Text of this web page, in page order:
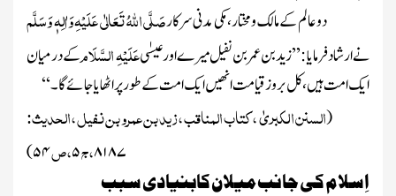
دو عالم کے مالک و مختار، مکی مدنی سرکارصَلَّی اللہُ تَعَالٰی عَلَیْہِ وَاٰلِہٖ وَسَلَّم
نے ارشاد فرمایا :’’ زید بن عمر بن نفیل میرے اور عیسٰیعَلَیْہِ السَّلَامکے درمیان
ایک امت ہیں، کل بروز قیامت انھیں ایک امت کے طور پر اٹھایا جائے گا۔‘‘
(السنن الکبریٰ ،کتاب المناقب ،زید بن عمرو بن نفیل ،الحدیث:
۸۱۸۷،ج۵،ص۵۴)
اِسلام کی جانب میلان کابنیادی سبب